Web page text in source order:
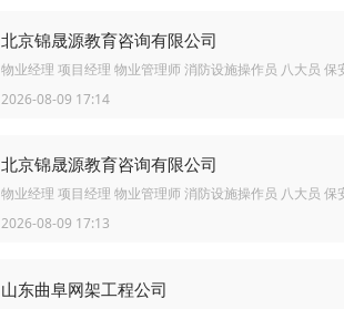
北京锦晟源教育咨询有限公司
物业经理 项目经理 物业管理师 消防设施操作员 八大员 保
2026-08-09 17:14
北京锦晟源教育咨询有限公司
物业经理 项目经理 物业管理师 消防设施操作员 八大员 保
2026-08-09 17:13
山东曲阜网架工程公司